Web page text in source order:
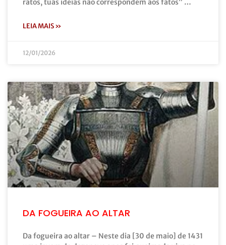
ratos, tuas ideias não correspondem aos fatos” …
LEIA MAIS »
12/01/2026
DA FOGUEIRA AO ALTAR
Da fogueira ao altar – Neste dia [30 de maio] de 1431